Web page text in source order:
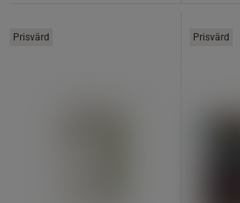
Prisvärd Prisvärd